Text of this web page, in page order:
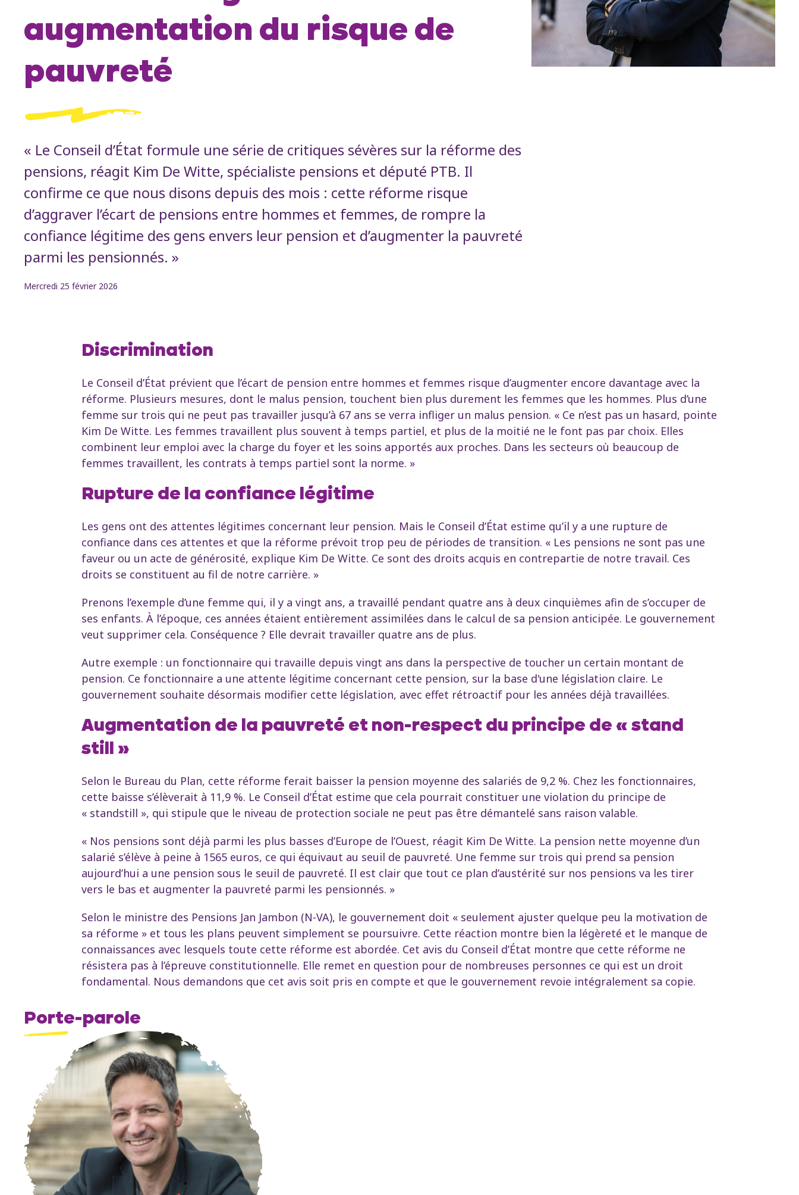
augmentation du risque de
pauvreté
« Le Conseil d’État formule une série de critiques sévères sur la réforme des
pensions, réagit Kim De Witte, spécialiste pensions et député PTB. Il
confirme ce que nous disons depuis des mois : cette réforme risque
d’aggraver l’écart de pensions entre hommes et femmes, de rompre la
confiance légitime des gens envers leur pension et d’augmenter la pauvreté
parmi les pensionnés. »
Mercredi 25 février 2026
Discrimination
Le Conseil d’État prévient que l’écart de pension entre hommes et femmes risque d’augmenter encore davantage avec la
réforme. Plusieurs mesures, dont le malus pension, touchent bien plus durement les femmes que les hommes. Plus d’une
femme sur trois qui ne peut pas travailler jusqu’à 67 ans se verra infliger un malus pension. « Ce n’est pas un hasard, pointe
Kim De Witte. Les femmes travaillent plus souvent à temps partiel, et plus de la moitié ne le font pas par choix. Elles
combinent leur emploi avec la charge du foyer et les soins apportés aux proches. Dans les secteurs où beaucoup de
femmes travaillent, les contrats à temps partiel sont la norme. »
Rupture de la confiance légitime
Les gens ont des attentes légitimes concernant leur pension. Mais le Conseil d’État estime qu’il y a une rupture de
confiance dans ces attentes et que la réforme prévoit trop peu de périodes de transition. « Les pensions ne sont pas une
faveur ou un acte de générosité, explique Kim De Witte. Ce sont des droits acquis en contrepartie de notre travail. Ces
droits se constituent au fil de notre carrière. »
Prenons l’exemple d’une femme qui, il y a vingt ans, a travaillé pendant quatre ans à deux cinquièmes afin de s’occuper de
ses enfants. À l’époque, ces années étaient entièrement assimilées dans le calcul de sa pension anticipée. Le gouvernement
veut supprimer cela. Conséquence ? Elle devrait travailler quatre ans de plus.
Autre exemple : un fonctionnaire qui travaille depuis vingt ans dans la perspective de toucher un certain montant de
pension. Ce fonctionnaire a une attente légitime concernant cette pension, sur la base d'une législation claire. Le
gouvernement souhaite désormais modifier cette législation, avec effet rétroactif pour les années déjà travaillées.
Augmentation de la pauvreté et non-respect du principe de « stand
still »
Selon le Bureau du Plan, cette réforme ferait baisser la pension moyenne des salariés de 9,2 %. Chez les fonctionnaires,
cette baisse s’élèverait à 11,9 %. Le Conseil d’État estime que cela pourrait constituer une violation du principe de
« standstill », qui stipule que le niveau de protection sociale ne peut pas être démantelé sans raison valable.
« Nos pensions sont déjà parmi les plus basses d’Europe de l’Ouest, réagit Kim De Witte. La pension nette moyenne d’un
salarié s’élève à peine à 1565 euros, ce qui équivaut au seuil de pauvreté. Une femme sur trois qui prend sa pension
aujourd’hui a une pension sous le seuil de pauvreté. Il est clair que tout ce plan d’austérité sur nos pensions va les tirer
vers le bas et augmenter la pauvreté parmi les pensionnés. »
Selon le ministre des Pensions Jan Jambon (N-VA), le gouvernement doit « seulement ajuster quelque peu la motivation de
sa réforme » et tous les plans peuvent simplement se poursuivre. Cette réaction montre bien la légèreté et le manque de
connaissances avec lesquels toute cette réforme est abordée. Cet avis du Conseil d’État montre que cette réforme ne
résistera pas à l’épreuve constitutionnelle. Elle remet en question pour de nombreuses personnes ce qui est un droit
fondamental. Nous demandons que cet avis soit pris en compte et que le gouvernement revoie intégralement sa copie.
Porte-parole